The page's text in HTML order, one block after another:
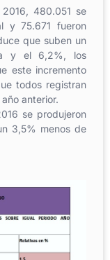
480.051 se
y 75.671 fueron
que suben un
y el 6,2%, los
este incremento
todos registran
anterior.
se produjeron
3,5% menos de